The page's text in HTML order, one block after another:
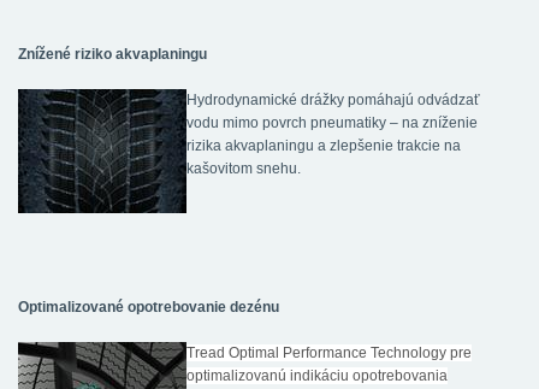
Znížené riziko akvaplaningu
Hydrodynamické drážky pomáhajú odvádzať
vodu mimo povrch pneumatiky – na zníženie
rizika akvaplaningu a zlepšenie trakcie na
kašovitom snehu.
Optimalizované opotrebovanie dezénu
Tread Optimal Performance Technology pre
optimalizovanú indikáciu opotrebovania